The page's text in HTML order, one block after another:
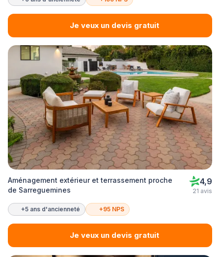
Je veux un devis gratuit
Aménagement extérieur et terrassement proche
de Sarreguemines
4,9
21 avis
+5 ans d'ancienneté +95 NPS
Je veux un devis gratuit